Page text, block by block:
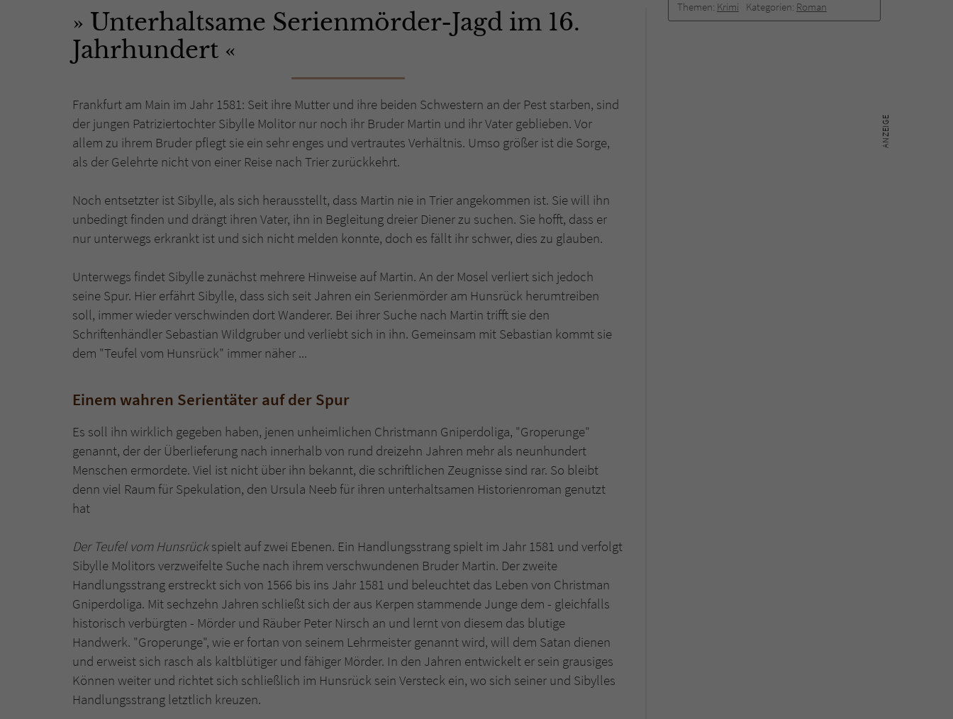
Themen: Krimi Kategorien: Roman
Unterhaltsame Serienmörder-Jagd im 16.
Jahrhundert
Frankfurt am Main im Jahr 1581: Seit ihre Mutter und ihre beiden Schwestern an der Pest starben, sind
der jungen Patriziertochter Sibylle Molitor nur noch ihr Bruder Martin und ihr Vater geblieben. Vor
allem zu ihrem Bruder pflegt sie ein sehr enges und vertrautes Verhältnis. Umso größer ist die Sorge,
als der Gelehrte nicht von einer Reise nach Trier zurückkehrt.
Noch entsetzter ist Sibylle, als sich herausstellt, dass Martin nie in Trier angekommen ist. Sie will ihn
unbedingt finden und drängt ihren Vater, ihn in Begleitung dreier Diener zu suchen. Sie hofft, dass er
nur unterwegs erkrankt ist und sich nicht melden konnte, doch es fällt ihr schwer, dies zu glauben.
Unterwegs findet Sibylle zunächst mehrere Hinweise auf Martin. An der Mosel verliert sich jedoch
seine Spur. Hier erfährt Sibylle, dass sich seit Jahren ein Serienmörder am Hunsrück herumtreiben
soll, immer wieder verschwinden dort Wanderer. Bei ihrer Suche nach Martin trifft sie den
Schriftenhändler Sebastian Wildgruber und verliebt sich in ihn. Gemeinsam mit Sebastian kommt sie
dem "Teufel vom Hunsrück" immer näher ...
Einem wahren Serientäter auf der Spur
Es soll ihn wirklich gegeben haben, jenen unheimlichen Christmann Gniperdoliga, "Groperunge"
genannt, der der Überlieferung nach innerhalb von rund dreizehn Jahren mehr als neunhundert
Menschen ermordete. Viel ist nicht über ihn bekannt, die schriftlichen Zeugnisse sind rar. So bleibt
denn viel Raum für Spekulation, den Ursula Neeb für ihren unterhaltsamen Historienroman genutzt
hat
Der Teufel vom Hunsrückspielt auf zwei Ebenen. Ein Handlungsstrang spielt im Jahr 1581 und verfolgt
Sibylle Molitors verzweifelte Suche nach ihrem verschwundenen Bruder Martin. Der zweite
Handlungsstrang erstreckt sich von 1566 bis ins Jahr 1581 und beleuchtet das Leben von Christman
Gniperdoliga. Mit sechzehn Jahren schließt sich der aus Kerpen stammende Junge dem - gleichfalls
historisch verbürgten - Mörder und Räuber Peter Nirsch an und lernt von diesem das blutige
Handwerk. "Groperunge", wie er fortan von seinem Lehrmeister genannt wird, will dem Satan dienen
und erweist sich rasch als kaltblütiger und fähiger Mörder. In den Jahren entwickelt er sein grausiges
Können weiter und richtet sich schließlich im Hunsrück sein Versteck ein, wo sich seiner und Sibylles
Handlungsstrang letztlich kreuzen.
Name tx_pwcomments_ahash
Laufzeit 1 Jahr
Zweck Cookie für Kommentare einzelner Buchtitel
Literatur-Couch Medien GmbH & Co. KG
Laufzeit Session
Zweck
Dieses Cookie gewährleistet die Kommunikation der
Webseite mit dem Benutzer. Es wird benötigt um z. B.
überprüfen.